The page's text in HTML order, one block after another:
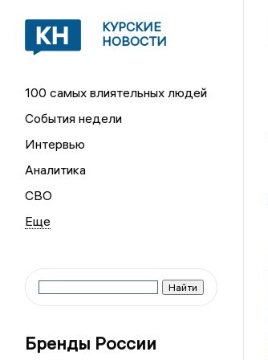
КУРСКИЕ
НОВОСТИ
100 самых влиятельных людей
События недели
Интервью
Аналитика
СВО
Бренды России